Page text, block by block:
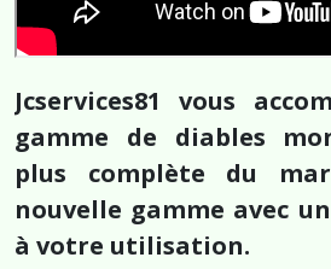
Jcservices81 vous
gamme de diables
plus complète du
nouvelle gamme avec
à votre utilisation.